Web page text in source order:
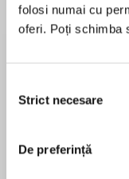
folosi numai cu
oferi. Poți schimba
consimțământului
Strict necesare
De preferință
Desprecarte
Attacked by
In the
given. For
cannot be
and
În acest